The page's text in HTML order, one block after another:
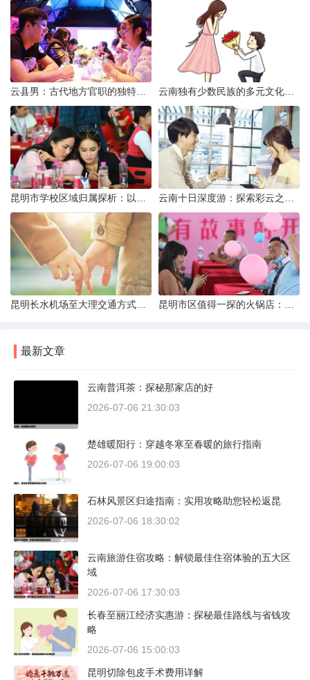
最新文章
云南普洱茶：探秘那家店的好
2026-07-06 21:30:03
楚雄暖阳行：穿越冬寒至春暖的旅行指南
2026-07-06 19:00:03
石林风景区归途指南：实用攻略助您轻松返昆
2026-07-06 18:30:02
云南旅游住宿攻略：解锁最佳住宿体验的五大区
域
2026-07-06 17:30:03
长春至丽江经济实惠游：探秘最佳路线与省钱攻
略
2026-07-06 15:00:03
昆明切除包皮手术费用详解